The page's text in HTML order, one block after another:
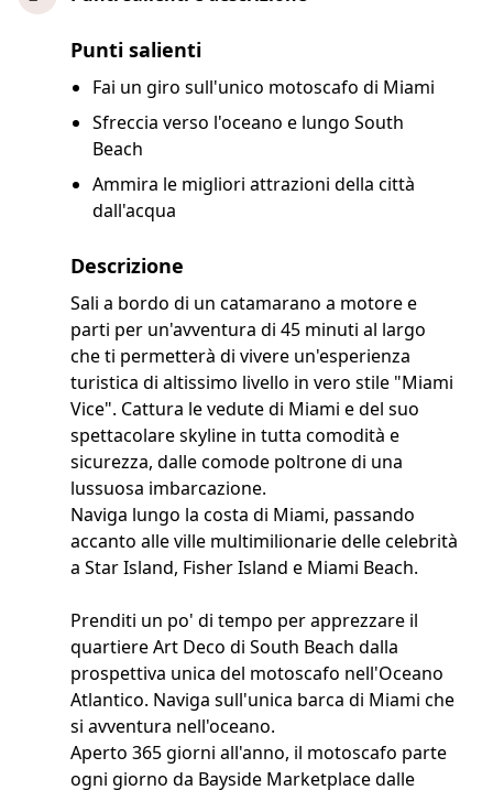
Punti salienti
Fai un giro sull'unico motoscafo di Miami
Sfreccia verso l'oceano e lungo South
Beach
Ammira le migliori attrazioni della città
dall'acqua
Descrizione
Sali a bordo di un catamarano a motore e
parti per un'avventura di 45 minuti al largo
che ti permetterà di vivere un'esperienza
turistica di altissimo livello in vero stile "Miami
Vice". Cattura le vedute di Miami e del suo
spettacolare skyline in tutta comodità e
sicurezza, dalle comode poltrone di una
lussuosa imbarcazione.
Naviga lungo la costa di Miami, passando
accanto alle ville multimilionarie delle celebrità
a Star Island, Fisher Island e Miami Beach.
Prenditi un po' di tempo per apprezzare il
quartiere Art Deco di South Beach dalla
prospettiva unica del motoscafo nell'Oceano
Atlantico. Naviga sull'unica barca di Miami che
si avventura nell'oceano.
Aperto 365 giorni all'anno, il motoscafo parte
ogni giorno da Bayside Marketplace dalle